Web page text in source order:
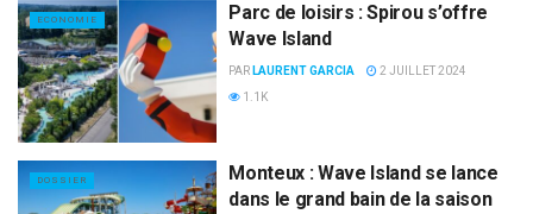
ECONOMIE
Parc de loisirs : Spirou s’offre
Wave Island
PAR LAURENT GARCIA
2 JUILLET 2024
1.1K
DOSSIER
Monteux : Wave Island se lance
dans le grand bain de la saison